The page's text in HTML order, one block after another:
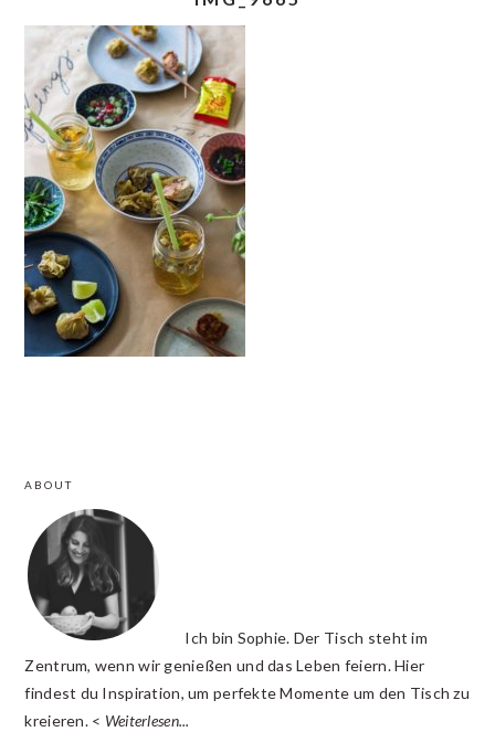
INTERACTIONS
SIDEBAR
ABOUT
Ich bin Sophie. Der Tisch steht im
Zentrum, wenn wir genießen und das Leben feiern. Hier
findest du Inspiration, um perfekte Momente um den Tisch zu
kreieren. < Weiterlesen...